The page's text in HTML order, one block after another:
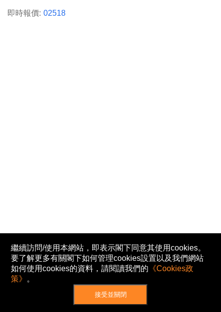
即時報價: 02518
繼續訪問/使用本網站，即表示閣下同意其使用cookies。
要了解更多有關閣下如何管理cookies設置以及我們網站
如何使用cookies的資料，請閱讀我們的 《Cookies政
策》 。
接受並關閉